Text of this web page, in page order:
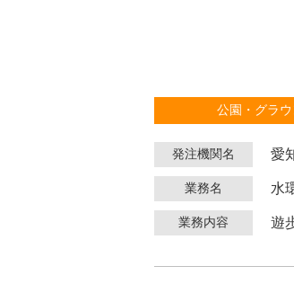
公園・グラ
発注機関名 愛
業務名 水
業務内容 遊